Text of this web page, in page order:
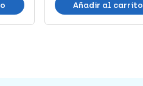
Añadir al carrito